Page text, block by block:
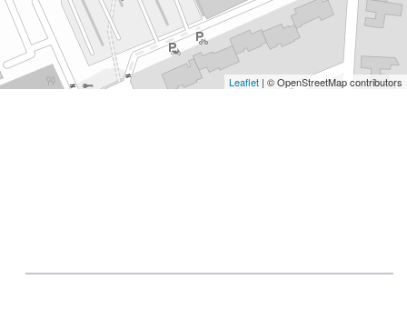
Leaflet | © OpenStreetMap contributors